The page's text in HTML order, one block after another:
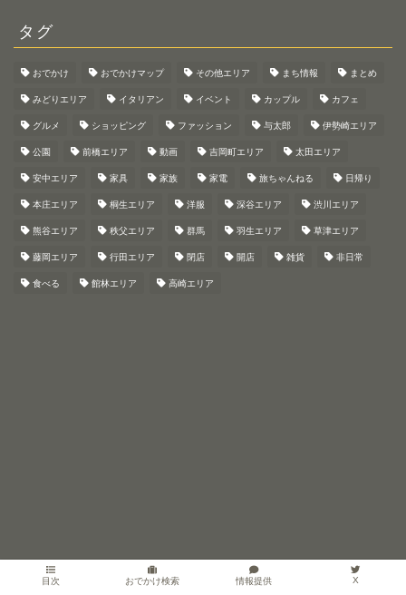
タグ
おでかけ おでかけマップ その他エリア まち情報 まとめ
みどりエリア イタリアン イベント カップル カフェ
グルメ ショッピング ファッション 与太郎 伊勢崎エリア
公園 前橋エリア 動画 吉岡町エリア 太田エリア
安中エリア 家具 家族 家電 旅ちゃんねる 日帰り
本庄エリア 桐生エリア 洋服 深谷エリア 渋川エリア
熊谷エリア 秩父エリア 群馬 羽生エリア 草津エリア
藤岡エリア 行田エリア 閉店 開店 雑貨 非日常
食べる 館林エリア 高崎エリア
目次 おでかけ検索 情報提供 X